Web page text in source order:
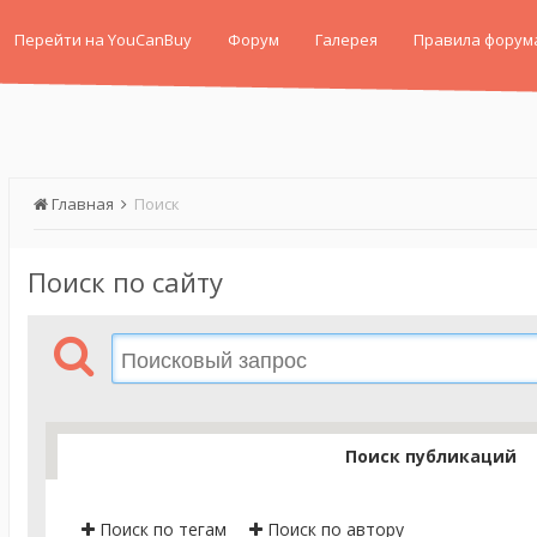
Перейти на YouCanBuy Форум Галерея Правила
Главная Поиск
Поиск по сайту
Поиск публикаций
Поиск по тегам Поиск по автору